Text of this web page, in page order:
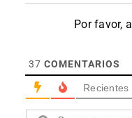
Por favor,
37 COMENTARIOS
Recientes